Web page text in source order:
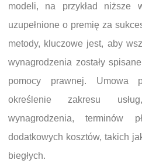
modeli, na przykład niższe
uzupełnione o premię za
metody, kluczowe jest, aby
wynagrodzenia zostały
pomocy prawnej. Umowa
określenie zakresu
wynagrodzenia, terminów
dodatkowych kosztów, takich
biegłych.